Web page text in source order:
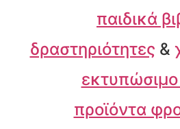
παιδικά
δραστηριότητες &
εκτυπώσιμο
προϊόντα